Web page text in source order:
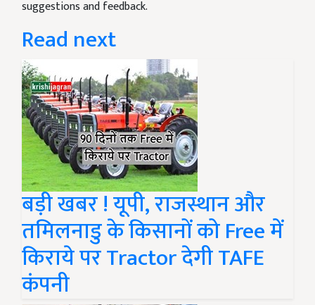
suggestions and feedback.
Read next
बड़ी खबर ! यूपी, राजस्थान और
तमिलनाडु के किसानों को Free में
किराये पर Tractor देगी TAFE
कंपनी